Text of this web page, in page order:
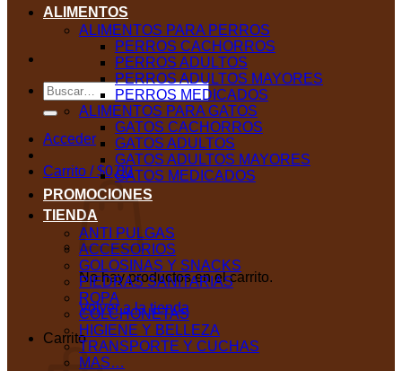
Buscar
por:
Acceder
Carrito /$0,00
No hay productos en el carrito.
Volver a la tienda
Carrito
ALIMENTOS
ALIMENTOS PARA PERROS
PERROS CACHORROS
PERROS ADULTOS
PERROS ADULTOS MAYORES
PERROS MEDICADOS
ALIMENTOS PARA GATOS
GATOS CACHORROS
GATOS ADULTOS
GATOS ADULTOS MAYORES
GATOS MEDICADOS
PROMOCIONES
TIENDA
ANTI PULGAS
ACCESORIOS
GOLOSINAS Y SNACKS
PIEDRAS SANITARIAS
ROPA
COLCHONETAS
HIGIENE Y BELLEZA
TRANSPORTE Y CUCHAS
MAS…